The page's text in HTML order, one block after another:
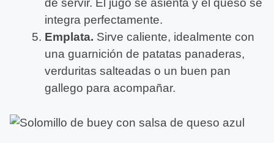
de servir. El jugo se asienta y el queso se
integra perfectamente.
Emplata. Sirve caliente, idealmente con
una guarnición de patatas panaderas,
verduritas salteadas o un buen pan
gallego para acompañar.